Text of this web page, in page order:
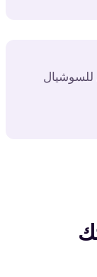
للسوشيال